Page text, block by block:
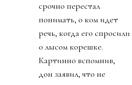
срочно перестал
понимать, о ком идет
речь, когда его спросили
о лысом корешке.
Картинно вспомнив,
дон заявил, что не